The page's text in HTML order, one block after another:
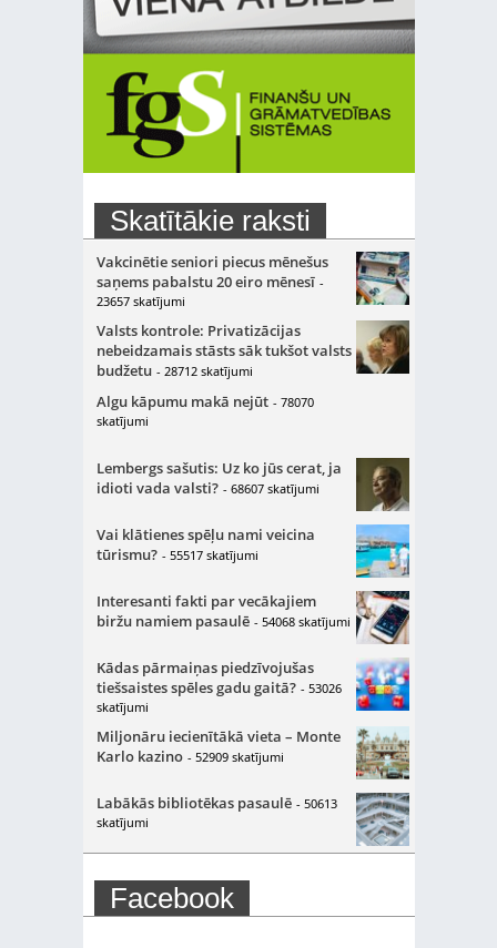
Skatītākie raksti
Vakcinētie seniori piecus mēnešus
saņems pabalstu 20 eiro mēnesī -
23657 skatījumi
Valsts kontrole: Privatizācijas
nebeidzamais stāsts sāk tukšot valsts
budžetu - 28712 skatījumi
Algu kāpumu makā nejūt - 78070
skatījumi
Lembergs sašutis: Uz ko jūs cerat, ja
idioti vada valsti? - 68607 skatījumi
Vai klātienes spēļu nami veicina
tūrismu? - 55517 skatījumi
Interesanti fakti par vecākajiem
biržu namiem pasaulē - 54068 skatījumi
Kādas pārmaiņas piedzīvojušas
tiešsaistes spēles gadu gaitā? - 53026
skatījumi
Miljonāru iecienītākā vieta – Monte
Karlo kazino - 52909 skatījumi
Labākās bibliotēkas pasaulē - 50613
skatījumi
Facebook